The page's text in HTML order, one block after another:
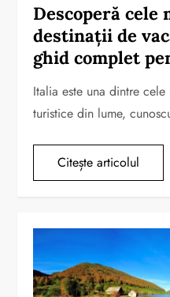
Descoperă cele
destinații de
ghid complet
Italia este una dintre
turistice din lume,
Citește articolul